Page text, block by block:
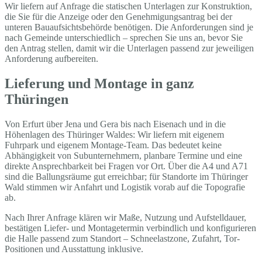
Wir liefern auf Anfrage die statischen Unterlagen zur Konstruktion,
die Sie für die Anzeige oder den Genehmigungsantrag bei der
unteren Bauaufsichtsbehörde benötigen. Die Anforderungen sind je
nach Gemeinde unterschiedlich – sprechen Sie uns an, bevor Sie
den Antrag stellen, damit wir die Unterlagen passend zur jeweiligen
Anforderung aufbereiten.
Lieferung und Montage in ganz
Thüringen
Von Erfurt über Jena und Gera bis nach Eisenach und in die
Höhenlagen des Thüringer Waldes: Wir liefern mit eigenem
Fuhrpark und eigenem Montage-Team. Das bedeutet keine
Abhängigkeit von Subunternehmern, planbare Termine und eine
direkte Ansprechbarkeit bei Fragen vor Ort. Über die A4 und A71
sind die Ballungsräume gut erreichbar; für Standorte im Thüringer
Wald stimmen wir Anfahrt und Logistik vorab auf die Topografie
ab.
Nach Ihrer Anfrage klären wir Maße, Nutzung und Aufstelldauer,
bestätigen Liefer- und Montagetermin verbindlich und konfigurieren
die Halle passend zum Standort – Schneelastzone, Zufahrt, Tor-
Positionen und Ausstattung inklusive.